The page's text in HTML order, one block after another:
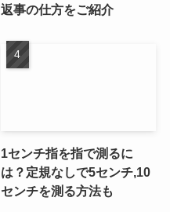
返事の仕方をご紹介
1センチ指を指で測るに
は？定規なしで5センチ,10
センチを測る方法も